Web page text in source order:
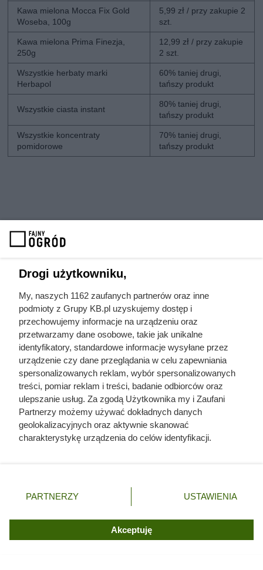
Kawa mielona Mocca Fix Gold
Woseba, 100g
5,99 zł / przy zakupie 2
szt.
Kawa mielona Prima Finezja,
250g
12,99 zł / przy zakupie
2 szt.
Wszystkie herbaty marki
Herbapol
60% taniej drugi,
tańszy produkt
Wszystkie ciasta instant
80% taniej drugi,
tańszy produkt
Wszystkie koncentraty
pomidorowe
70% taniej drugi,
tańszy produkt
Drogi użytkowniku,
My, naszych 1162 zaufanych partnerów oraz inne
podmioty z Grupy KB.pl uzyskujemy dostęp i
przechowujemy informacje na urządzeniu oraz
przetwarzamy dane osobowe, takie jak unikalne
identyfikatory, standardowe informacje wysyłane przez
urządzenie czy dane przeglądania w celu zapewniania
spersonalizowanych reklam, wybór spersonalizowanych
treści, pomiar reklam i treści, badanie odbiorców oraz
ulepszanie usług. Za zgodą Użytkownika my i Zaufani
Partnerzy możemy używać dokładnych danych
geolokalizacyjnych oraz aktywnie skanować
charakterystykę urządzenia do celów identyfikacji.
zmienić/wycofać klikając przycisk ustawień prywatności
znajdujący się w lewym dolnym rogu strony. Niektóre
użytkownika, ale masz prawo sprzeciwić się takiemu
przetwarzaniu. Preferencje będą miały zastosowania tylko
PARTNERZY USTAWIENIA
Akceptuję